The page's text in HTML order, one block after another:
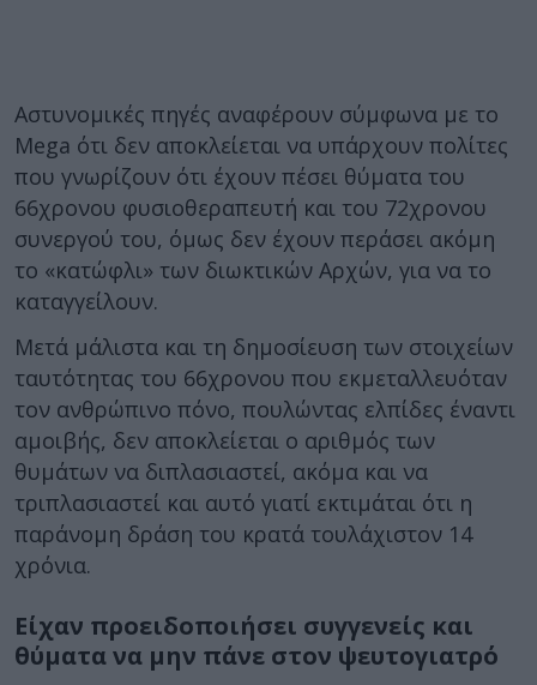
Αστυνομικές πηγές αναφέρουν σύμφωνα με το
Mega ότι δεν αποκλείεται να υπάρχουν πολίτες
που γνωρίζουν ότι έχουν πέσει θύματα του
66χρονου φυσιοθεραπευτή και του 72χρονου
συνεργού του, όμως δεν έχουν περάσει ακόμη
το «κατώφλι» των διωκτικών Αρχών, για να το
καταγγείλουν.
Μετά μάλιστα και τη δημοσίευση των στοιχείων
ταυτότητας του 66χρονου που εκμεταλλευόταν
τoν ανθρώπινο πόνο, πουλώντας ελπίδες έναντι
αμοιβής, δεν αποκλείεται ο αριθμός των
θυμάτων να διπλασιαστεί, ακόμα και να
τριπλασιαστεί και αυτό γιατί εκτιμάται ότι η
παράνομη δράση του κρατά τουλάχιστον 14
χρόνια.
Είχαν προειδοποιήσει συγγενείς και
θύματα να μην πάνε στον ψευτογιατρό